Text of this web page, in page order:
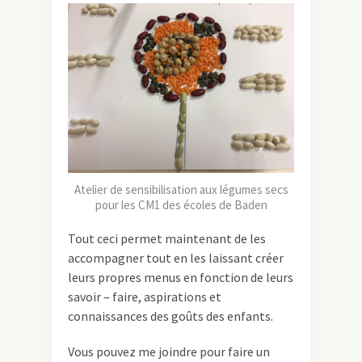
Atelier de sensibilisation aux légumes secs
pour les CM1 des écoles de Baden
Tout ceci permet maintenant de les
accompagner tout en les laissant créer
leurs propres menus en fonction de leurs
savoir – faire, aspirations et
connaissances des goûts des enfants.
Vous pouvez me joindre pour faire un